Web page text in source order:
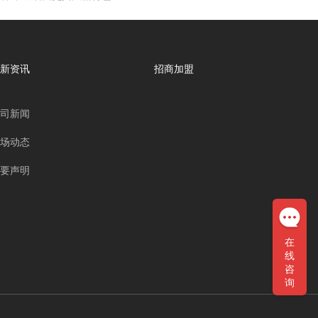
资讯
新闻
动态
声明
招商加盟
在
线
咨
询